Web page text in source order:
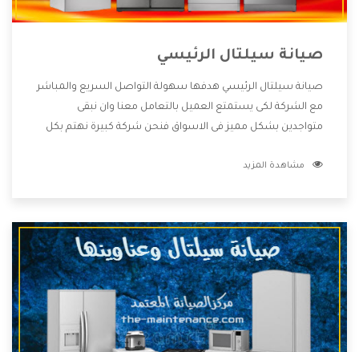
صيانة سيلتال الرئيسي
صيانة سيلتال الرئيسي هدفها سهولة التواصل السريع والمباشر
مع الشركة لكى يستمتع العميل بالتعامل معنا وان نبقى
متواجدين بشكل مميز فى الاسواق فنحن شركة كبيرة نهتم بكل
الشركة بها والتى تكون منها خدمة الصيانة التى تكون من أهم
وأقوى الأسعار التى تكون مناسبة لكثير من العملاء
مشاهدة المزيد